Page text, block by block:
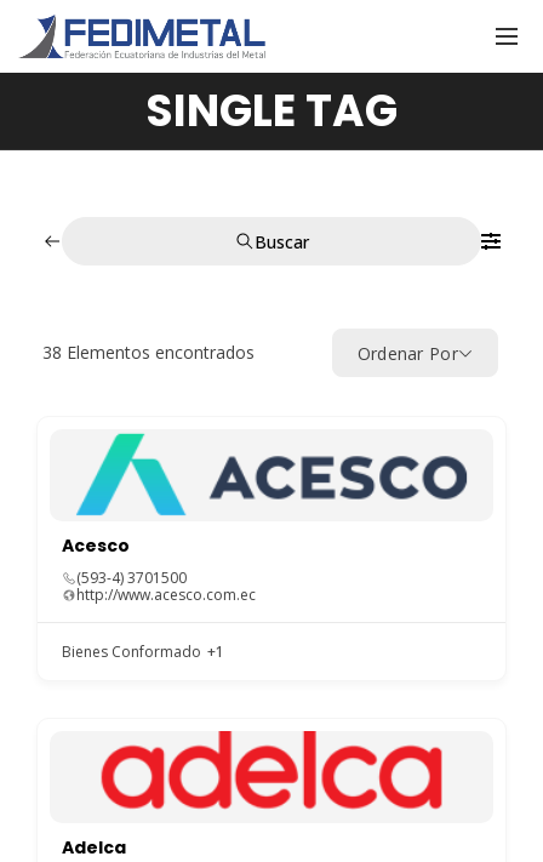
SINGLE TAG
Buscar
38 Elementos encontrados Ordenar Por
Acesco
(593-4) 3701500
http://www.acesco.com.ec
Bienes Conformado +1
Adelca